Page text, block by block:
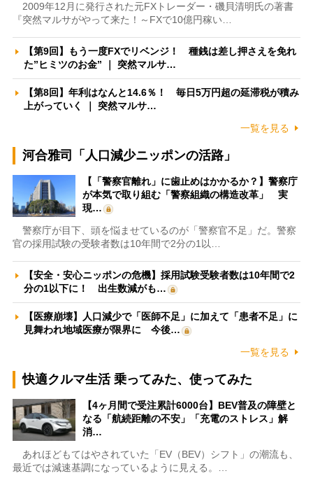
2009年12月に発行された元FXトレーダー・磯貝清明氏の著書
『突然マルサがやって来た！～FXで10億円稼い…
【第9回】もう一度FXでリベンジ！ 種銭は差し押さえを免れ
た”ヒミツのお金” ｜ 突然マルサ…
【第8回】年利はなんと14.6％！ 毎日5万円超の延滞税が積み
上がっていく ｜ 突然マルサ…
一覧を見る
河合雅司「人口減少ニッポンの活路」
【「警察官離れ」に歯止めはかかるか？】警察庁
が本気で取り組む「警察組織の構造改革」 実
現…
警察庁が目下、頭を悩ませているのが「警察官不足」だ。警察
官の採用試験の受験者数は10年間で2分の1以…
【安全・安心ニッポンの危機】採用試験受験者数は10年間で2
分の1以下に！ 出生数減がも…
【医療崩壊】人口減少で「医師不足」に加えて「患者不足」に
見舞われ地域医療が限界に 今後…
一覧を見る
快適クルマ生活 乗ってみた、使ってみた
【4ヶ月間で受注累計6000台】BEV普及の障壁と
なる「航続距離の不安」「充電のストレス」解
消…
あれほどもてはやされていた「EV（BEV）シフト」の潮流も、
最近では減速基調になっているように見える。…